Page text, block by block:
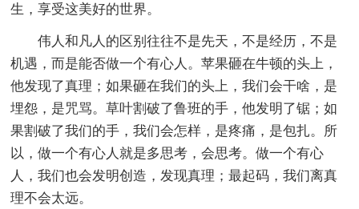
生，享受这美好的世界。
伟人和凡人的区别往往不是先天，不是经历，不是
机遇，而是能否做一个有心人。苹果砸在牛顿的头上，
他发现了真理；如果砸在我们的头上，我们会干啥，是
埋怨，是咒骂。草叶割破了鲁班的手，他发明了锯；如
果割破了我们的手，我们会怎样，是疼痛，是包扎。所
以，做一个有心人就是多思考，会思考。做一个有心
人，我们也会发明创造，发现真理；最起码，我们离真
理不会太远。